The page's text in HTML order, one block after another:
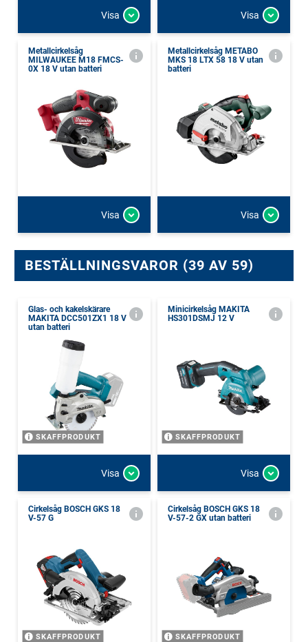
Visa Visa
Metallcirkelsåg
MILWAUKEE M18 FMCS-
0X 18 V utan batteri
Visa
Metallcirkelsåg METABO
MKS 18 LTX 58 18 V utan
batteri
Visa
BESTÄLLNINGSVAROR (39 AV 59)
Glas- och kakelskärare
MAKITA DCC501ZX1 18 V
utan batteri
SKAFFPRODUKT
Visa
Minicirkelsåg MAKITA
HS301DSMJ 12 V
SKAFFPRODUKT
Visa
Cirkelsåg BOSCH GKS 18
V-57 G
SKAFFPRODUKT
Cirkelsåg BOSCH GKS 18
V-57-2 GX utan batteri
SKAFFPRODUKT